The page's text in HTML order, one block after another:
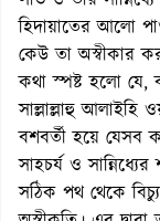
হিদায়াতের আলো
কেউ তা অস্বীকার
কথা স্পষ্ট হলো যে,
সাল্লাল্লাহু আলাইহি
বশবর্তী হয়ে যেসব
সাহচর্য ও
সঠিক পথ থেকে